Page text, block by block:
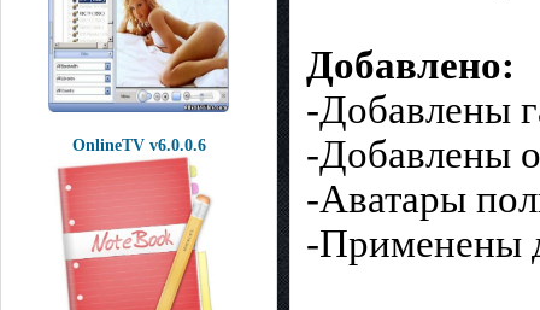
OnlineTV v6.0.0.6
Добавлено:
-Добавлены
-Добавлены
-Аватары
-Применены